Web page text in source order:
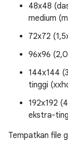
48x48
medium
72x72
96x96
144x144
tinggi
192x192
ekstra-
Tempatkan file